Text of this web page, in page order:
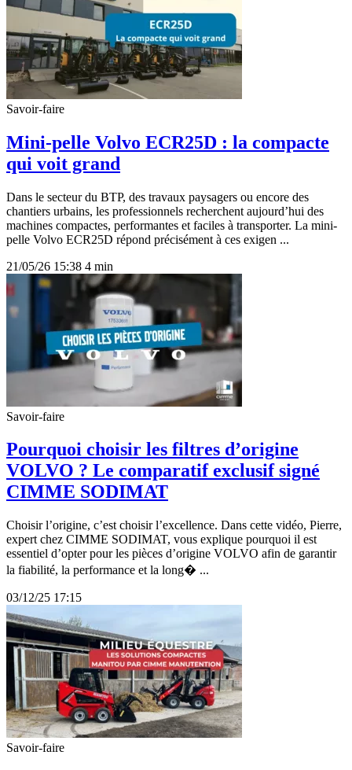
Savoir-faire
Mini-pelle Volvo ECR25D : la compacte
qui voit grand
Dans le secteur du BTP, des travaux paysagers ou encore des
chantiers urbains, les professionnels recherchent aujourd’hui des
machines compactes, performantes et faciles à transporter. La mini-
pelle Volvo ECR25D répond précisément à ces exigen ...
21/05/26 15:38 4 min
Savoir-faire
Pourquoi choisir les filtres d’origine
VOLVO ? Le comparatif exclusif signé
CIMME SODIMAT
Choisir l’origine, c’est choisir l’excellence. Dans cette vidéo, Pierre,
expert chez CIMME SODIMAT, vous explique pourquoi il est
essentiel d’opter pour les pièces d’origine VOLVO afin de garantir
la fiabilité, la performance et la long� ...
03/12/25 17:15
Savoir-faire